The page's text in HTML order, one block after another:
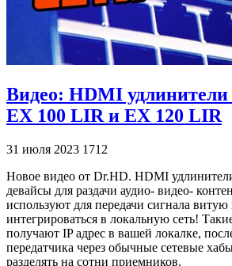
Видео: HDMI
EX 100 LIR и EX 120 LIR
31 июля 2023 1712
Новое видео от Dr.HD. HDMI
девайсы для раздачи аудио- видео-
используют для передачи сигнала
интегрироваться в локальную сеть!
получают IP адрес в вашей локалке,
передатчика через обычные сетевые
разделять на сотни приемников.